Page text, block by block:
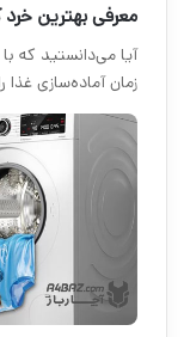
معرفی بهترین
زمان آماده‌سازی